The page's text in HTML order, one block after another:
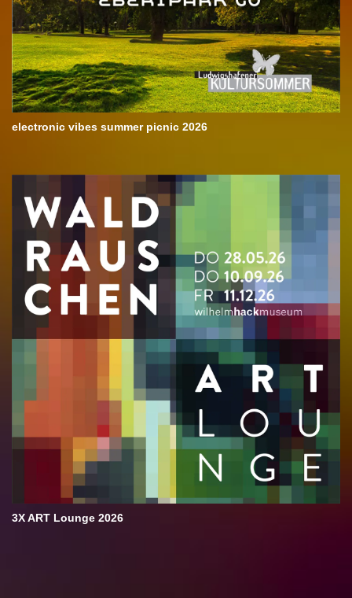
electronic vibes summer picnic 2026
3X ART Lounge 2026